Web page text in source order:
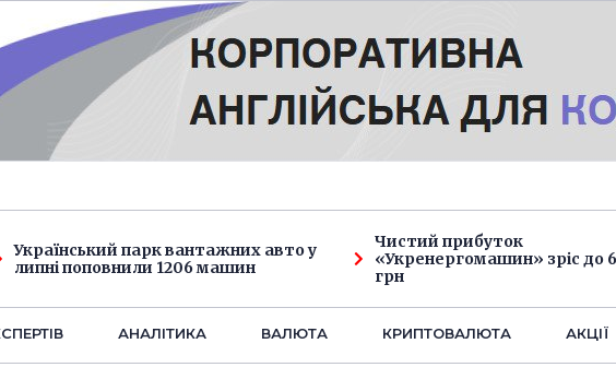
Український парк вантажних авто у
липні поповнили 1206 машин
Чистий прибуток
«Укренергомашин» зріс до
грн
АНАЛIТИКА ВАЛЮТА КРИПТОВАЛЮТА АКЦІЇ